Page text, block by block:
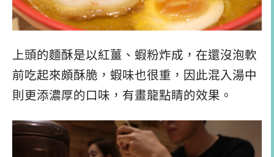
上頭的麵酥是以紅薑、蝦粉炸成，在還沒泡軟
前吃起來頗酥脆，蝦味也很重，因此混入湯中
則更添濃厚的口味，有畫龍點睛的效果。